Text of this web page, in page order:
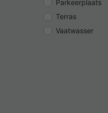
Parkeerplaats
Terras
Vaatwasser